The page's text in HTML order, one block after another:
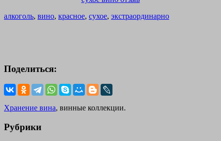
алкоголь, вино, красное, сухое, экстраординарно
Поделиться:
Хранение вина, винные коллекции.
Рубрики